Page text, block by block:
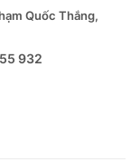
Quốc Thắng,
932